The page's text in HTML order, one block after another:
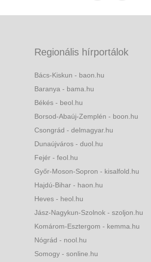
Regionális hírportálok
Bács-Kiskun - baon.hu
Baranya - bama.hu
Békés - beol.hu
Borsod-Abaúj-Zemplén - boon.hu
Csongrád - delmagyar.hu
Dunaújváros - duol.hu
Fejér - feol.hu
Győr-Moson-Sopron - kisalfold.hu
Hajdú-Bihar - haon.hu
Heves - heol.hu
Jász-Nagykun-Szolnok - szoljon.hu
Komárom-Esztergom - kemma.hu
Nógrád - nool.hu
Somogy - sonline.hu